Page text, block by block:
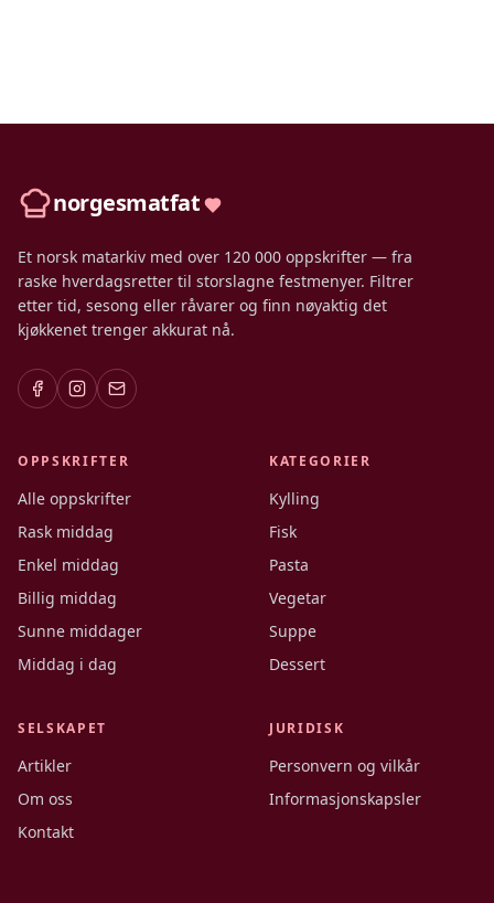
norgesmatfat
Et norsk matarkiv med over 120 000 oppskrifter — fra
raske hverdagsretter til storslagne festmenyer. Filtrer
etter tid, sesong eller råvarer og finn nøyaktig det
kjøkkenet trenger akkurat nå.
OPPSKRIFTER
Alle oppskrifter
Rask middag
Enkel middag
Billig middag
Sunne middager
Middag i dag
KATEGORIER
Kylling
Fisk
Pasta
Vegetar
Suppe
Dessert
SELSKAPET
Artikler
Om oss
Kontakt
JURIDISK
Personvern og vilkår
Informasjonskapsler